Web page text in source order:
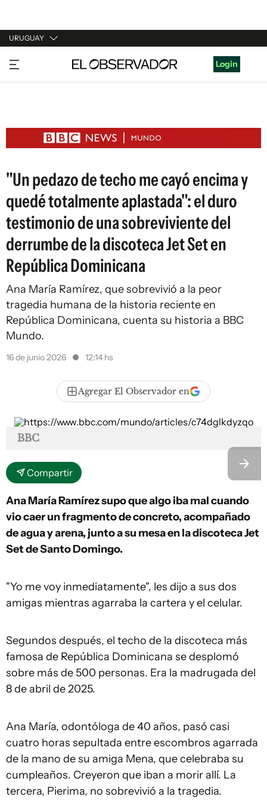
URUGUAY
URUGUAY
ARGENTINA
ESTADOS UNIDOS
Login
"Un pedazo de techo me cayó encima y
quedé totalmente aplastada": el duro
testimonio de una sobreviviente del
derrumbe de la discoteca Jet Set en
República Dominicana
Ana María Ramírez, que sobrevivió a la peor
tragedia humana de la historia reciente en
República Dominicana, cuenta su historia a BBC
Mundo.
16 de junio 2026 12:14 hs
Agregar El Observador en
BBC
Compartir
Ana María Ramírez supo que algo iba mal cuando
vio caer un fragmento de concreto, acompañado
de agua y arena, junto a su mesa en la discoteca Jet
Set de Santo Domingo.
"Yo me voy inmediatamente", les dijo a sus dos
amigas mientras agarraba la cartera y el celular.
Segundos después, el techo de la discoteca más
famosa de República Dominicana se desplomó
sobre más de 500 personas. Era la madrugada del
8 de abril de 2025.
Ana María, odontóloga de 40 años, pasó casi
cuatro horas sepultada entre escombros agarrada
de la mano de su amiga Mena, que celebraba su
cumpleaños. Creyeron que iban a morir allí. La
tercera, Pierima, no sobrevivió a la tragedia.